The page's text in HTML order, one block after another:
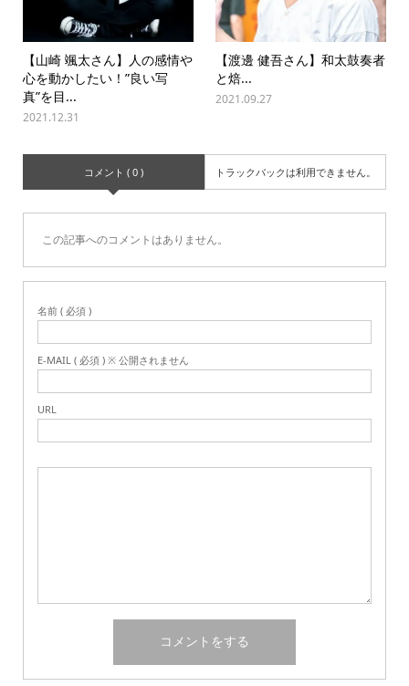
【山崎 颯太さん】人の感情や
心を動かしたい！”良い写
真”を目...
2021.12.31
【渡‌邊‌ ‌健‌吾‌さ‌ん】‌和‌太‌鼓‌奏‌者‌
と‌焙‌...
2021.09.27
コメント ( 0 ) トラックバックは利用できません。
この記事へのコメントはありません。
名前 ( 必須 )
E-MAIL ( 必須 ) ※ 公開されません
URL